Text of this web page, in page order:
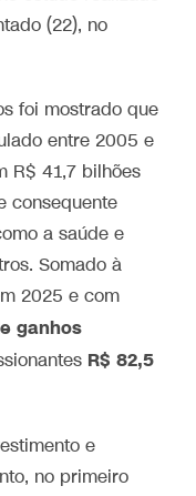
(22), no
foi mostrado que
entre 2005 e
R$ 41,7 bilhões
consequente
a saúde e
Somado à
2025 e com
ganhos
R$ 82,5
e
no primeiro